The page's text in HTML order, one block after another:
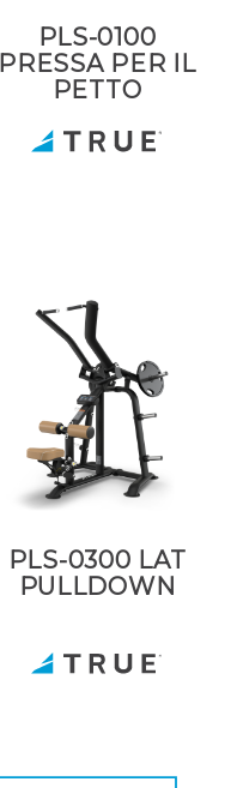
PLS-0100
PRESSA PER IL
PETTO
PLS-0300 LAT
PULLDOWN